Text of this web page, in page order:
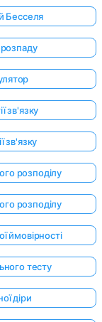
Бесселя
зв'язку
зв'язку
розподілу
розподілу
ймовірності
тесту
діри